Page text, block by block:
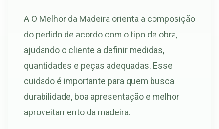
A O Melhor da Madeira orienta a composição
do pedido de acordo com o tipo de obra,
ajudando o cliente a definir medidas,
quantidades e peças adequadas. Esse
cuidado é importante para quem busca
durabilidade, boa apresentação e melhor
aproveitamento da madeira.